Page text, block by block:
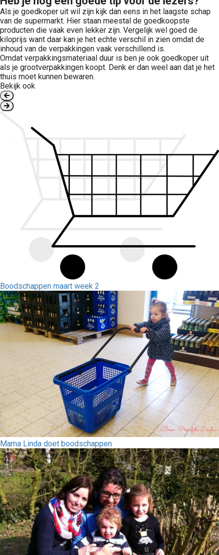
Als je goedkoper uit wil zijn kijk dan eens in het laagste schap
van de supermarkt. Hier staan meestal de goedkoopste
producten die vaak even lekker zijn. Vergelijk wel goed de
kiloprijs want daar kan je het echte verschil in zien omdat de
inhoud van de verpakkingen vaak verschillend is.
Omdat verpakkingsmateriaal duur is ben je ook goedkoper uit
als je grootverpakkingen koopt. Denk er dan weel aan dat je het
thuis moet kunnen bewaren.
Bekijk ook
Boodschappen maart week 2
Mama Linda doet boodschappen